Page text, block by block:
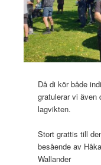
Då di kör både
gratulerar vi även
lagvikten.
Stort grattis till
besående av
Wallander